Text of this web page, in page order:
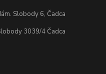
Slobody 6, Čadca
3039/4 Čadca